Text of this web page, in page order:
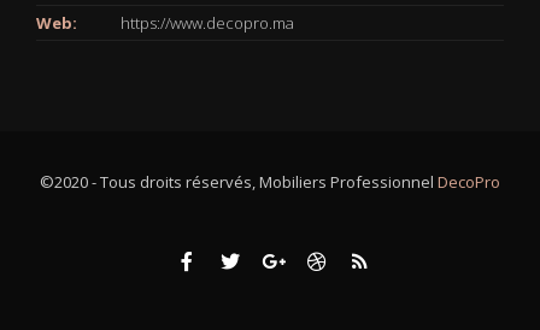
Web:
https://www.decopro.ma
©2020 - Tous droits réservés, Mobiliers Professionnel DecoPro